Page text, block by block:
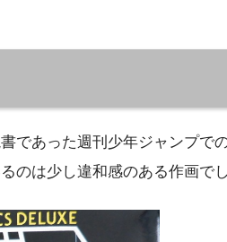
であった週刊少年ジャンプで
のは少し違和感のある作画でし